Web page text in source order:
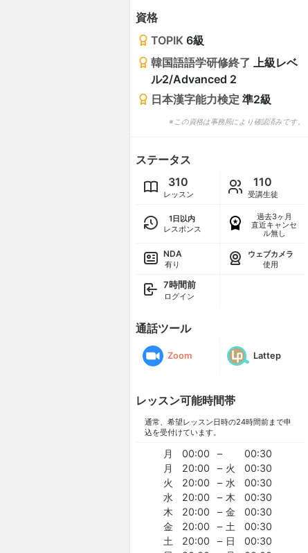
資格
TOPIK6級
韓国語語学研修終了
上級レベ
ル2/Advanced 2
日本漢字能力検定準2級
※この資格は事務局により確認済みです。
ステータス
310
レッスン
110
受講生徒
1日以内
レスポンス
過去3ヶ月
直近キャンセ
ル無し
NDA
有り
ウェブカメラ
使用
7時間前
ログイン
通話ツール
Zoom Lattep
レッスン可能時間帯
通常、希望レッスン日時の24時間前まで申
込を受付けています。
月 00:00 –
00:30
月
20:00 – 火
00:30
火
20:00 – 水
00:30
水
20:00 – 木
00:30
木
20:00 – 金
00:30
金
20:00 – 土
00:30
土
20:00 – 日
00:30